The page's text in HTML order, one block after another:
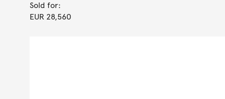
Sold for:
EUR 28,560